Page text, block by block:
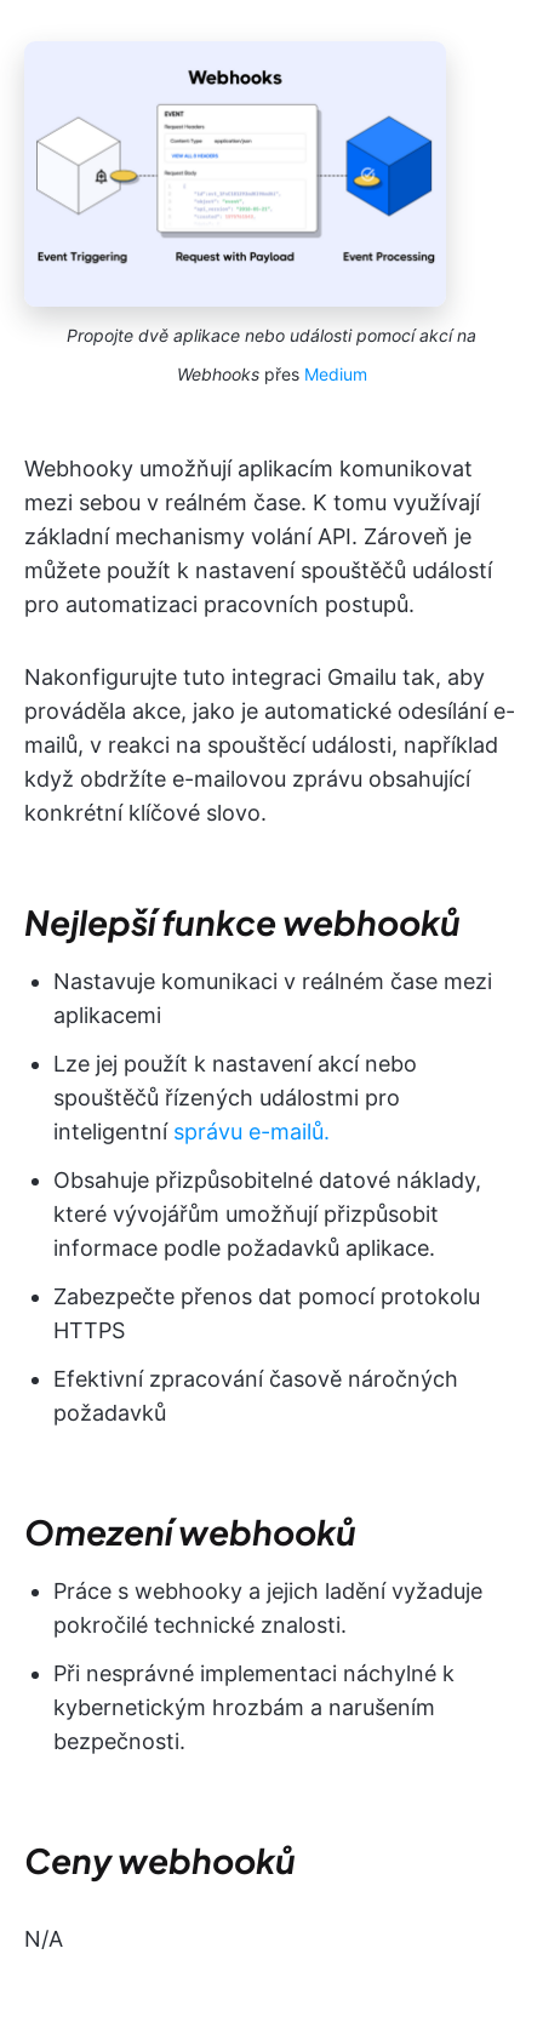
Propojte dvě aplikace nebo události pomocí akcí na
Webhookspřes Medium
Webhooky umožňují aplikacím komunikovat
mezi sebou v reálném čase. K tomu využívají
základní mechanismy volání API. Zároveň je
můžete použít k nastavení spouštěčů událostí
pro automatizaci pracovních postupů.
Nakonfigurujte tuto integraci Gmailu tak, aby
prováděla akce, jako je automatické odesílání e-
mailů, v reakci na spouštěcí události, například
když obdržíte e-mailovou zprávu obsahující
konkrétní klíčové slovo.
Nejlepší funkce webhooků
Nastavuje komunikaci v reálném čase mezi
aplikacemi
Lze jej použít k nastavení akcí nebo
spouštěčů řízených událostmi pro
inteligentní správu e-mailů.
Obsahuje přizpůsobitelné datové náklady,
které vývojářům umožňují přizpůsobit
informace podle požadavků aplikace.
Zabezpečte přenos dat pomocí protokolu
HTTPS
Efektivní zpracování časově náročných
požadavků
Omezení webhooků
Práce s webhooky a jejich ladění vyžaduje
pokročilé technické znalosti.
Při nesprávné implementaci náchylné k
kybernetickým hrozbám a narušením
bezpečnosti.
Ceny webhooků
N/A